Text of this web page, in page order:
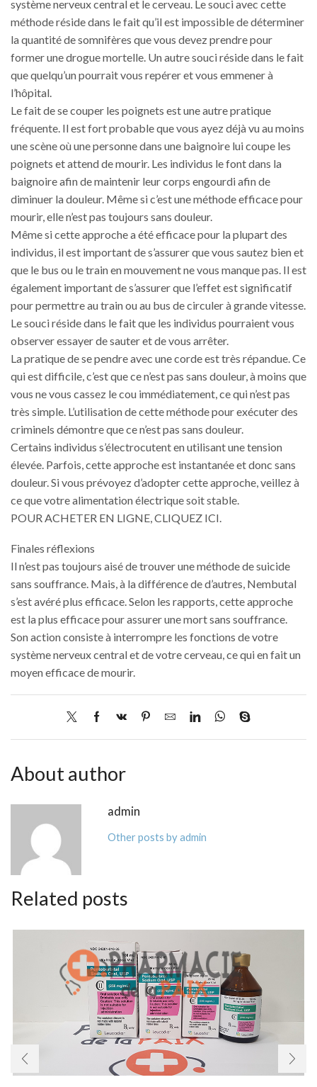
système nerveux central et le cerveau. Le souci avec cette
méthode réside dans le fait qu’il est impossible de déterminer
la quantité de somnifères que vous devez prendre pour
former une drogue mortelle. Un autre souci réside dans le fait
que quelqu’un pourrait vous repérer et vous emmener à
l’hôpital.
Le fait de se couper les poignets est une autre pratique
fréquente. Il est fort probable que vous ayez déjà vu au moins
une scène où une personne dans une baignoire lui coupe les
poignets et attend de mourir. Les individus le font dans la
baignoire afin de maintenir leur corps engourdi afin de
diminuer la douleur. Même si c’est une méthode efficace pour
mourir, elle n’est pas toujours sans douleur.
Même si cette approche a été efficace pour la plupart des
individus, il est important de s’assurer que vous sautez bien et
que le bus ou le train en mouvement ne vous manque pas. Il est
également important de s’assurer que l’effet est significatif
pour permettre au train ou au bus de circuler à grande vitesse.
Le souci réside dans le fait que les individus pourraient vous
observer essayer de sauter et de vous arrêter.
La pratique de se pendre avec une corde est très répandue. Ce
qui est difficile, c’est que ce n’est pas sans douleur, à moins que
vous ne vous cassez le cou immédiatement, ce qui n’est pas
très simple. L’utilisation de cette méthode pour exécuter des
criminels démontre que ce n’est pas sans douleur.
Certains individus s’électrocutent en utilisant une tension
élevée. Parfois, cette approche est instantanée et donc sans
douleur. Si vous prévoyez d’adopter cette approche, veillez à
ce que votre alimentation électrique soit stable.
POUR ACHETER EN LIGNE, CLIQUEZ ICI.
Finales réflexions
Il n’est pas toujours aisé de trouver une méthode de suicide
sans souffrance. Mais, à la différence de d’autres, Nembutal
s’est avéré plus efficace. Selon les rapports, cette approche
est la plus efficace pour assurer une mort sans souffrance.
Son action consiste à interrompre les fonctions de votre
système nerveux central et de votre cerveau, ce qui en fait un
moyen efficace de mourir.
About author
admin
Other posts by admin
Related posts